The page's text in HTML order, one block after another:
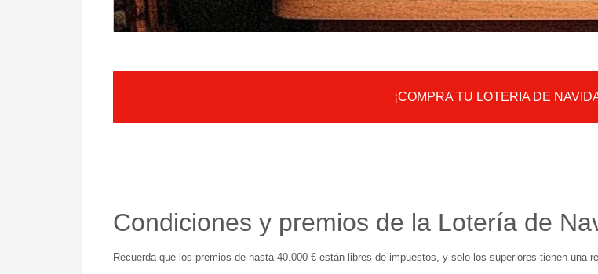
¡COMPRA TU LOTERIA DE
Condiciones y premios de la Lotería de
Recuerda que los premios de hasta 40.000 € están libres de impuestos, y solo los superiores tienen una